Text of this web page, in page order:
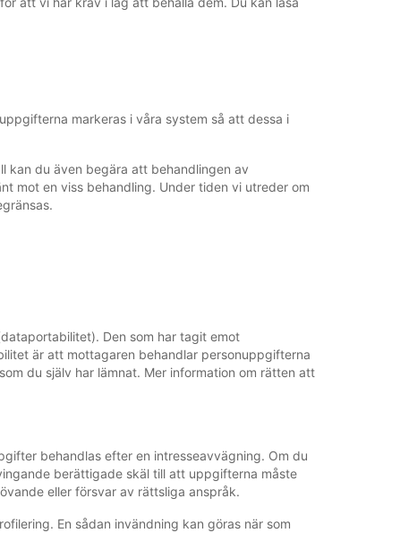
markeras i våra system så att dessa i
kan du även begära att behandlingen av
mot en viss behandling. Under tiden vi utreder om
Den som har tagit emot
är att mottagaren behandlar personuppgifterna
du själv har lämnat. Mer information om rätten att
behandlas efter en intresseavvägning. Om du
berättigade skäl till att uppgifterna måste
eller försvar av rättsliga anspråk.
En sådan invändning kan göras när som